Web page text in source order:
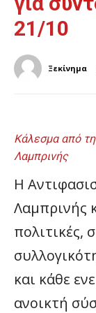
21/10
Ξεκίνημα
Κάλεσμα από
Λαμπρινής
Η
Λαμπρινής
πολιτικές,
και κάθε
ανοικτή